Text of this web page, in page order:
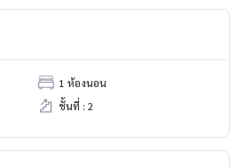
1 ห้องนอน
ชั้นที่ : 2